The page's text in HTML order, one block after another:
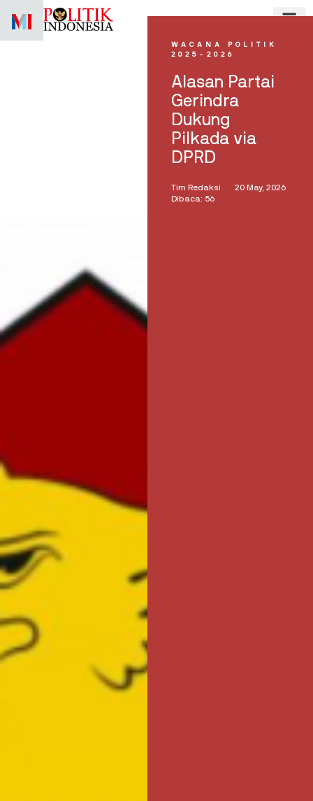
WACANA POLITIK
2025-2026
Alasan Partai
Gerindra
Dukung
Pilkada via
DPRD
Tim Redaksi
20 May, 2026
Dibaca: 56